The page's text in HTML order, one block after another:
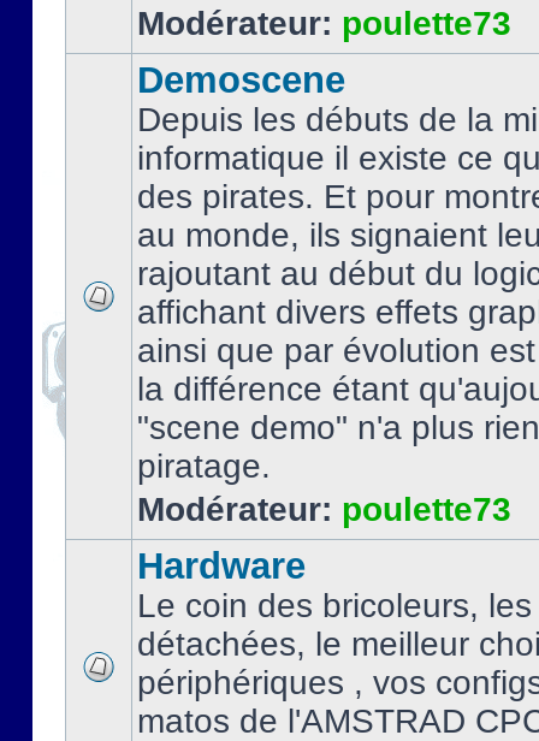
Modérateur: poulette73
Demoscene
Depuis les débuts de la
informatique il existe ce
des pirates. Et pour
au monde, ils signaient
rajoutant au début du
affichant divers effets
ainsi que par évolution
la différence étant
"scene demo" n'a plus
piratage.
Modérateur: poulette73
Hardware
Le coin des bricoleurs,
détachées, le meilleur
périphériques , vos
matos de l'AMSTRAD